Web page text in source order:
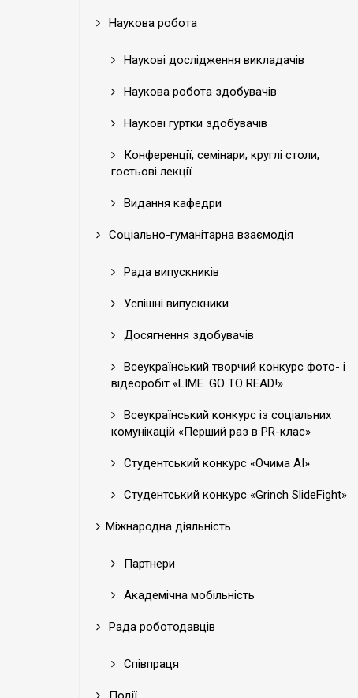
Наукова робота
Наукові дослідження викладачів
Наукова робота здобувачів
Наукові гуртки здобувачів
Конференції, семінари, круглі столи,
гостьові лекції
Видання кафедри
Соціально-гуманітарна взаємодія
Рада випускників
Успішні випускники
Досягнення здобувачів
Всеукраїнський творчий конкурс фото- і
відеоробіт «LIME. GO TO READ!»
Всеукраїнський конкурс із соціальних
комунікацій «Перший раз в PR-клас»
Студентський конкурс «Очима АІ»
Студентський конкурс «Grinch SlideFight»
Міжнародна діяльність
Партнери
Академічна мобільність
Рада роботодавців
Співпраця